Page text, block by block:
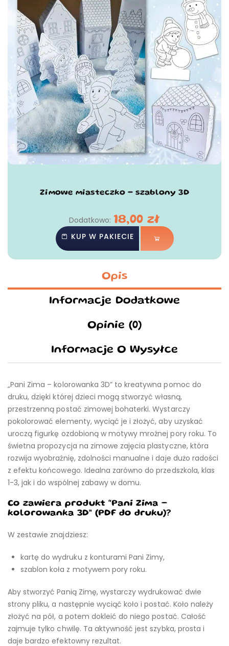
Zimowe miasteczko - szablony 3D
Dodatkowo: 18,00 zł
KUP W PAKIECIE
Opis
Informacje Dodatkowe
Opinie (0)
Informacje O Wysyłce
„Pani Zima – kolorowanka 3D” to kreatywna pomoc do
druku, dzięki której dzieci mogą stworzyć własną,
przestrzenną postać zimowej bohaterki. Wystarczy
pokolorować elementy, wyciąć je i złożyć, aby uzyskać
uroczą figurkę ozdobioną w motywy mroźnej pory roku. To
świetna propozycja na zimowe zajęcia plastyczne, która
rozwija wyobraźnię, zdolności manualne i daje dużo radości
z efektu końcowego. Idealna zarówno do przedszkola, klas
1-3, jak i do wspólnej zabawy w domu.
Co zawiera produkt “Pani Zima –
kolorowanka 3D” (PDF do druku)?
W zestawie znajdziesz:
kartę do wydruku z konturami Pani Zimy,
szablon koła z motywem pory roku.
Aby stworzyć Panią Zimę, wystarczy wydrukować dwie
strony pliku, a następnie wyciąć koło i postać. Koło należy
złożyć na pół, a potem dokleić do niego postać. Całość
zajmuje tylko chwilę. Ta aktywność jest szybka, prosta i
daje bardzo efektowny rezultat.